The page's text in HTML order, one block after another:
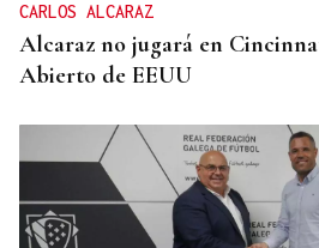
CARLOS ALCARAZ
Alcaraz no jugará en
Abierto de EEUU